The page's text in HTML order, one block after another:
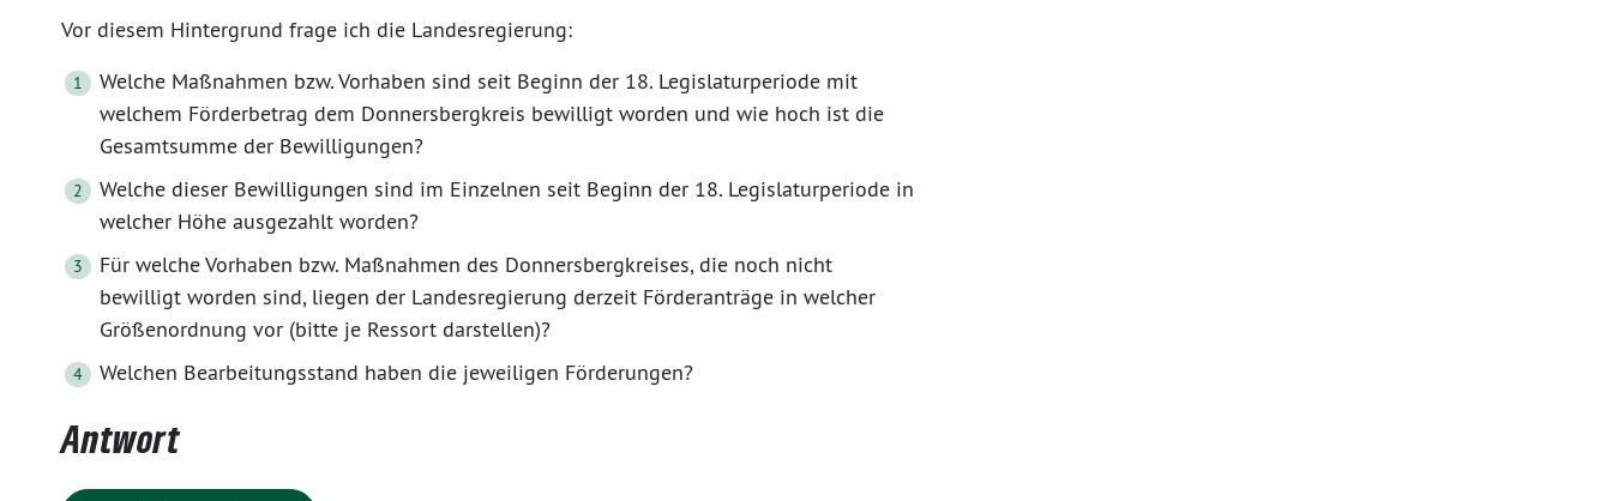
Vor diesem Hintergrund frage ich die Landesregierung:
Welche Maßnahmen bzw. Vorhaben sind seit Beginn der 18. Legislaturperiode mit
welchem Förderbetrag dem Donnersbergkreis bewilligt worden und wie hoch ist die
Gesamtsumme der Bewilligungen?
Welche dieser Bewilligungen sind im Einzelnen seit Beginn der 18. Legislaturperiode in
welcher Höhe ausgezahlt worden?
Für welche Vorhaben bzw. Maßnahmen des Donnersbergkreises, die noch nicht
bewilligt worden sind, liegen der Landesregierung derzeit Förderanträge in welcher
Größenordnung vor (bitte je Ressort darstellen)?
Welchen Bearbeitungsstand haben die jeweiligen Förderungen?
Antwort